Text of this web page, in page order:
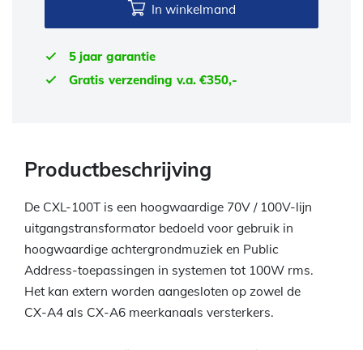
In winkelmand
5 jaar garantie
Gratis verzending v.a. €350,-
Productbeschrijving
De CXL-100T is een hoogwaardige 70V / 100V-lijn
uitgangstransformator bedoeld voor gebruik in
hoogwaardige achtergrondmuziek en Public
Address-toepassingen in systemen tot 100W rms.
Het kan extern worden aangesloten op zowel de
CX-A4 als CX-A6 meerkanaals versterkers.